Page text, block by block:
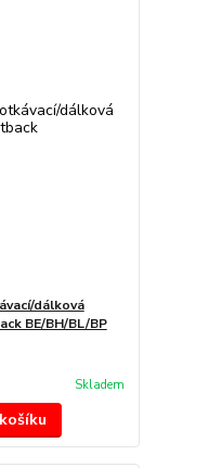
dálková
BE/BH/BL/BP
Skladem